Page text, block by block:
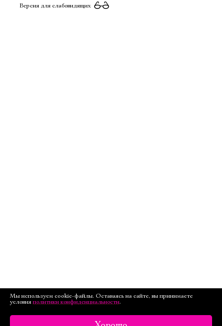
Версия для слабовидящих
Мы используем cookie-файлы. Оставаясь на сайте, вы принимаете
условия политики конфиденциальности.